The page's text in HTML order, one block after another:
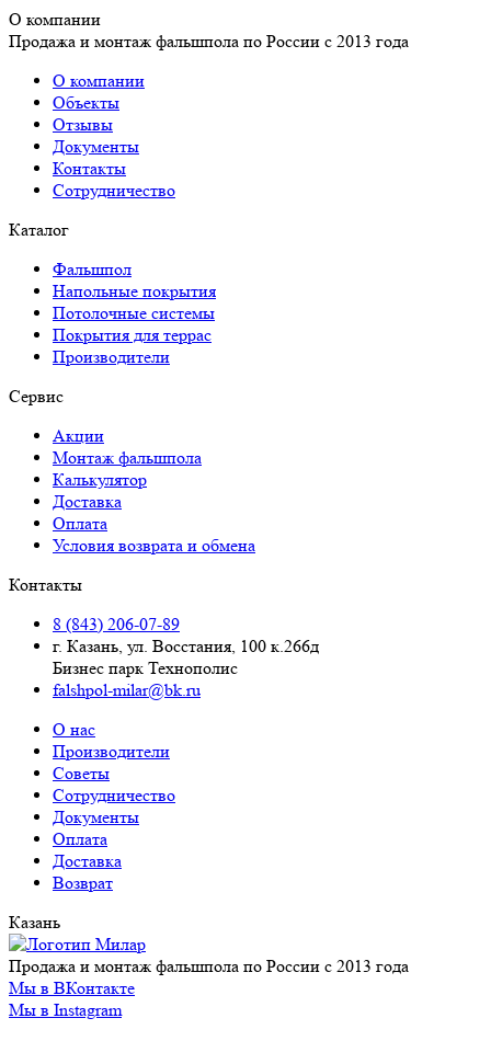
О компании
Продажа и монтаж фальшпола по России с 2013 года
О компании
Объекты
Отзывы
Документы
Контакты
Сотрудничество
Каталог
Фальшпол
Напольные покрытия
Потолочные системы
Покрытия для террас
Производители
Сервис
Акции
Монтаж фальшпола
Калькулятор
Доставка
Оплата
Условия возврата и обмена
Контакты
8 (843) 206-07-89
г. Казань, ул. Восстания, 100 к.266д
Бизнес парк Технополис
falshpol-milar@bk.ru
О нас
Производители
Советы
Сотрудничество
Документы
Оплата
Доставка
Возврат
Казань
Продажа и монтаж фальшпола по России с 2013 года
Мы в ВКонтакте
Мы в Instagram